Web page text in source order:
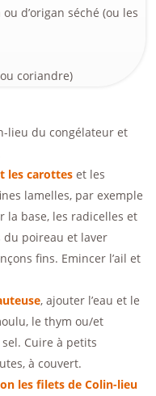
d’origan séché (ou les
coriandre)
lieu du congélateur et
les carottes et les
lamelles, par exemple
la base, les radicelles et
du poireau et laver
fins. Emincer l’ail et
, ajouter l’eau et le
le thym ou/et
Cuire à petits
à couvert.
les filets de Colin-lieu